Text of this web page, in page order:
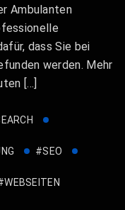
Ambulanten
dass Sie bei
werden. Mehr
[…]
#SEO